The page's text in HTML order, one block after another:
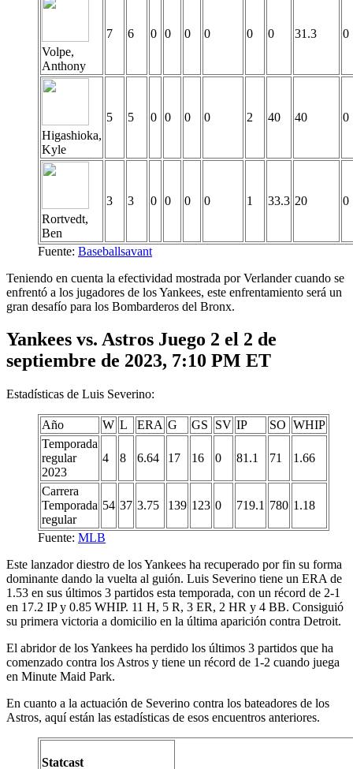
Volpe,
Anthony
7 6 0 0 0 0 0 0 31.3 0
Higashioka,
Kyle
5 5 0 0 0 0 2 40 40 0
Rortvedt,
Ben
3 3 0 0 0 0 1 33.3 20 0
Fuente: Baseballsavant
Teniendo en cuenta la efectividad mostrada por Verlander cuando se
enfrentó a los jugadores de los Yankees, este enfrentamiento será un
gran desafío para los Bombarderos del Bronx.
Yankees vs. Astros Juego 2 el 2 de
septiembre de 2023, 7:10 PM ET
Estadísticas de Luis Severino:
Año W L ERA G GS SV IP SO WHIP
Temporada
regular
2023
4 8 6.64 17 16 0 81.1 71 1.66
Carrera
Temporada
regular
54 37 3.75 139 123 0 719.1 780 1.18
Fuente: MLB
Este lanzador diestro de los Yankees ha recuperado por fin su forma
dominante dando la vuelta al guión. Luis Severino tiene un ERA de
1.53 en sus últimos 3 partidos esta temporada, con un récord de 2-1
en 17.2 IP y 0.85 WHIP. 11 H, 5 R, 3 ER, 2 HR y 4 BB. Consiguió
su primera victoria a domicilio en la última aparición contra Detroit.
El abridor de los Yankees ha perdido los últimos 3 partidos que ha
comenzado contra los Astros y tiene un récord de 1-2 cuando juega
en Minute Maid Park.
En cuanto a la actuación de Severino contra los bateadores de los
Astros, aquí están las estadísticas de esos encuentros anteriores.
Statcast